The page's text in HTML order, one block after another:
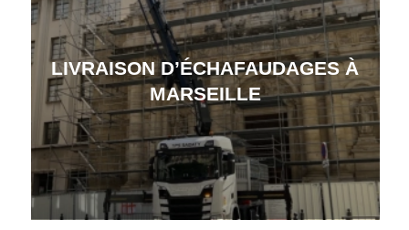
LIVRAISON D’ÉCHAFAUDAGES À
MARSEILLE